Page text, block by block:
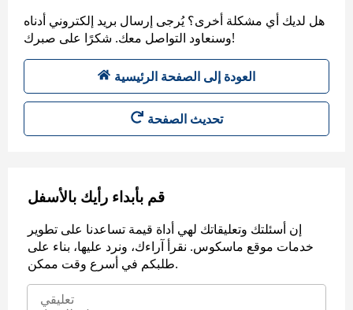
هل لديك أي مشكلة أخرى؟ يُرجى إرسال بريد إلكتروني أدناه
وسنعاود التواصل معك. شكرًا على صبرك!
العودة إلى الصفحة الرئيسية
تحديث الصفحة
قم بأبداء رأيك بالأسفل
إن أسئلتك وتعليقاتك لهي أداة قيمة تساعدنا على تطوير
خدمات موقع ماسكوس. نقرأ آراءك، ونرد عليها، بناء على
طلبكم في أسرع وقت ممكن.